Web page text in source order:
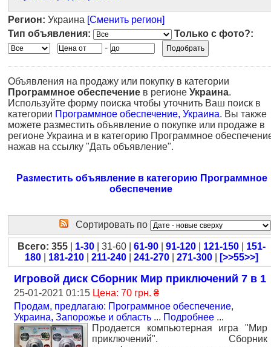
Регион: Украина [Сменить регион]
Тип объявления:
Только с фото?:
-
Объявления на продажу или покупку в категории
Программное обеспечение в регионе Украина.
Используйте форму поиска чтобы уточнить Ваш поиск в
категории Программное обеспечение, Украина. Вы также
можете разместить объявление о покупке или продаже в
регионе Украина и в категорию Программное
нажав на ссылку "Дать объявление".
Разместить объявление в категорию Программное
обеспечение
Сортировать по
Всего: 355| 1-30| 31-60 | 61-90| 91-120| 121-150| 151-
180| 181-210| 211-240| 241-270| 271-300| [>>55>>]
Игровой диск Сборник Мир приключений 7 в 1
25-01-2021 01:15 Цена: 70 грн. ₴
Продам, предлагаю: Программное обеспечение,
Украина, Запорожье и область ... Подробнее ...
Продается компьютерная игра "Мир
приключений". Сборник